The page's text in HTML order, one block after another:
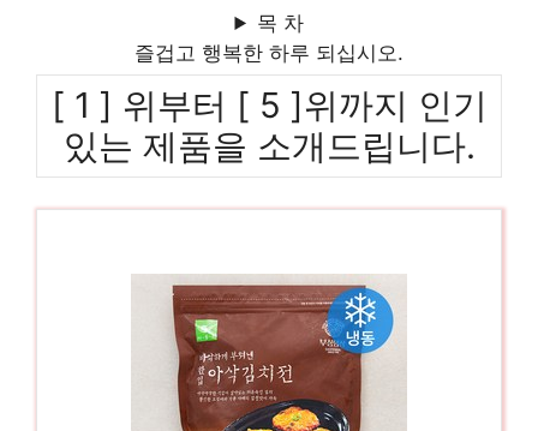
목 차
즐겁고 행복한 하루 되십시오.
[ 1 ] 위부터 [ 5 ]위까지 인기
있는 제품을 소개드립니다.